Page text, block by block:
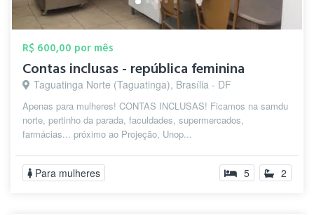
R$ 600,00 por mês
Contas inclusas - república feminina
Taguatinga Norte (Taguatinga), Brasília - DF
Apenas para mulheres! CONTAS INCLUSAS! Ficamos na samdu
norte, pertinho da parada, faculdades, supermercados,
farmácias... próximo ao Projeção, Unop...
Para mulheres 5 2